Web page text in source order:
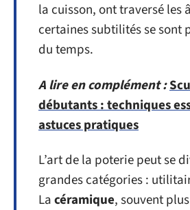
la cuisson, ont traversé les
certaines subtilités se sont
du temps.
A lire en complément :
débutants : techniques
astuces pratiques
L’art de la poterie peut se
grandes catégories :
Lacéramique, souvent